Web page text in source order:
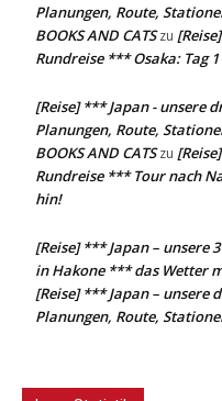
Planungen, Route,
BOOKS AND CATSzu
Rundreise *** Osaka: Tag
[Reise] *** Japan - unsere
Planungen, Route,
BOOKS AND CATSzu
Rundreise *** Tour nach
hin!
[Reise] *** Japan – unsere
in Hakone *** das Wetter
[Reise] *** Japan – unsere
Planungen, Route,